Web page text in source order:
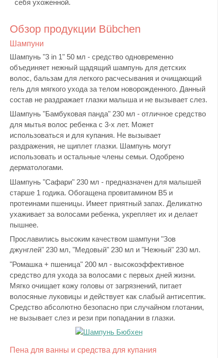
себя ухоженной.
Обзор продукции Bübchen
Шампуни
Шампунь "3 in 1" 50 мл - средство одновременно
объединяет нежный щадящий шампунь для детских
волос, бальзам для легкого расчесывания и очищающий
гель для мягкого ухода за телом новорожденного. Данный
состав не раздражает глазки малыша и не вызывает слез.
Шампунь "Бамбуковая панда" 230 мл - отличное средство
для мытья волос ребенка с 3-х лет. Может
использоваться и для купания. Не вызывает
раздражения, не щиплет глазки. Шампунь могут
использовать и остальные члены семьи. Одобрено
дерматологами.
Шампунь "Сафари" 230 мл - предназначен для малышей
старше 1 годика. Обогащена провитамином В5 и
протеинами пшеницы. Имеет приятный запах. Деликатно
ухаживает за волосами ребенка, укрепляет их и делает
пышнее.
Прославились высоким качеством шампуни "Зов
джунглей" 230 мл, "Медовый" 230 мл и "Нежный" 230 мл.
"Ромашка + пшеница" 200 мл - высокоэффективное
средство для ухода за волосами с первых дней жизни.
Мягко очищает кожу головы от загрязнений, питает
волосяные луковицы и действует как слабый антисептик.
Средство абсолютно безопасно при случайном глотании,
не вызывает слез и рези при попадании в глазки.
Пена для ванны и средства для купания